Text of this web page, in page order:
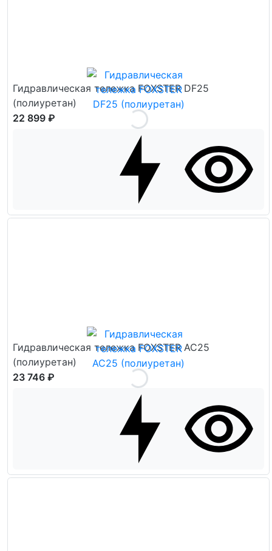
Гидравлическая тележка FOXSTER DF25
(полиуретан)
22 899 ₽
Гидравлическая тележка FOXSTER AC25
(полиуретан)
23 746 ₽